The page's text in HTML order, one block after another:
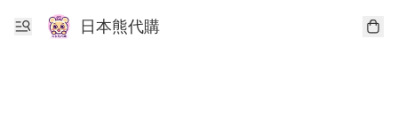
日本熊代購